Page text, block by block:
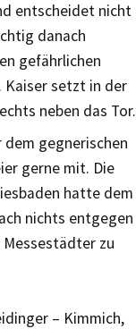
entscheidet nicht
danach
gefährlichen
Kaiser setzt in der
neben das Tor.
gegnerischen
gerne mit. Die
hatte dem
nichts entgegen
zu
– Kimmich,